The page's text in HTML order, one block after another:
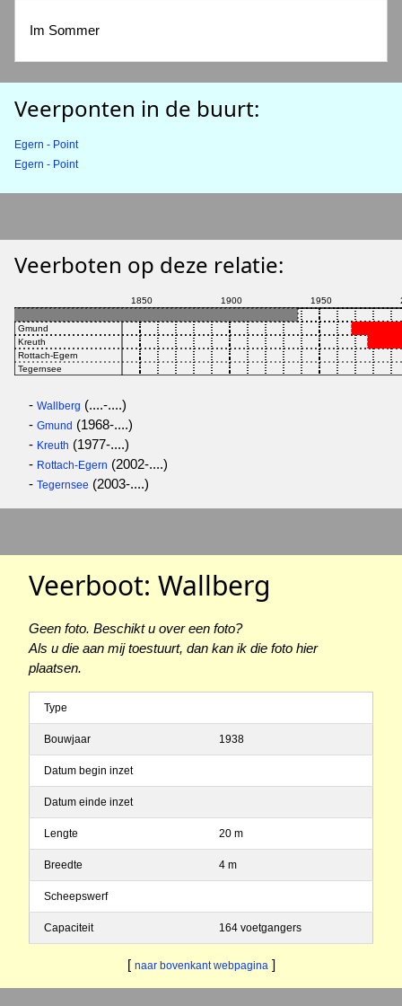
Im Sommer
Veerponten in de buurt:
Egern - Point
Egern - Point
Veerboten op deze relatie:
- Wallberg (....-....)
- Gmund (1968-....)
- Kreuth (1977-....)
- Rottach-Egern (2002-....)
- Tegernsee (2003-....)
Veerboot: Wallberg
Geen foto. Beschikt u over een foto?
Als u die aan mij toestuurt, dan kan ik die foto hier
plaatsen.
Type
Bouwjaar 1938
Datum begin inzet
Datum einde inzet
Lengte 20 m
Breedte 4 m
Scheepswerf
Capaciteit 164 voetgangers
[ naar bovenkant webpagina ]